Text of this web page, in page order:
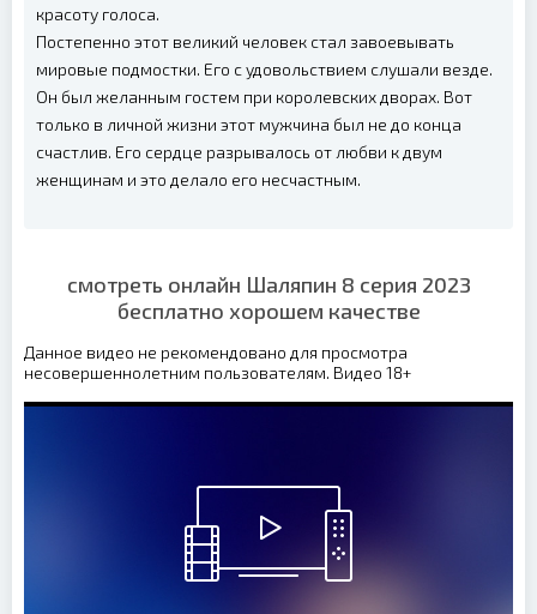
красоту голоса.
Постепенно этот великий человек стал завоевывать
мировые подмостки. Его с удовольствием слушали везде.
Он был желанным гостем при королевских дворах. Вот
только в личной жизни этот мужчина был не до конца
счастлив. Его сердце разрывалось от любви к двум
женщинам и это делало его несчастным.
смотреть онлайн Шаляпин 8 серия 2023
бесплатно хорошем качестве
Данное видео не рекомендовано для просмотра
несовершеннолетним пользователям. Видео 18+